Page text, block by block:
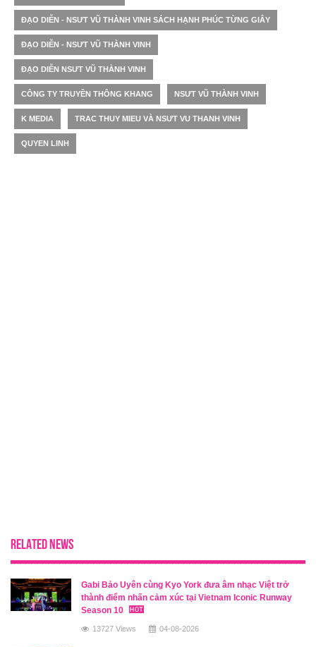
ĐẠO DIỄN - NSƯT VŨ THÀNH VINH SÁCH HẠNH PHÚC TỪNG GIÂY
ĐẠO DIỄN - NSƯT VŨ THÀNH VINH
ĐẠO DIỄN NSƯT VŨ THÀNH VINH
CÔNG TY TRUYỀN THÔNG KHANG NSƯT VŨ THÀNH VINH
K MEDIA TRAC THUY MIEU VÀ NSƯT VU THANH VINH
QUYEN LINH
RELATED NEWS
Gabi Bảo Uyên cùng Kyo York đưa âm nhạc Việt trở
thành điểm nhấn cảm xúc tại Vietnam Iconic Runway
Season 10
13727 Views 04-08-2026